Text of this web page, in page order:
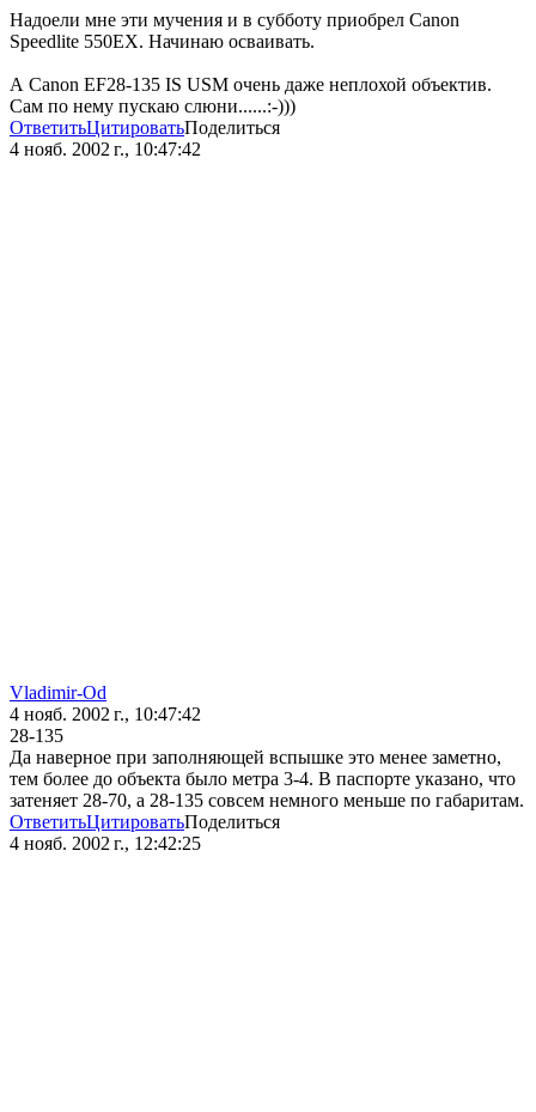
Надоели мне эти мучения и в субботу приобрел Canon
Speedlite 550EX. Начинаю осваивать.
А Canon EF28-135 IS USM очень даже неплохой объектив.
Сам по нему пускаю слюни......:-)))
ОтветитьЦитироватьПоделиться
4 нояб. 2002 г., 10:47:42
Vladimir-Od
4 нояб. 2002 г., 10:47:42
28-135
Да наверное при заполняющей вспышке это менее заметно,
тем более до объекта было метра 3-4. В паспорте указано, что
затеняет 28-70, а 28-135 совсем немного меньше по габаритам.
ОтветитьЦитироватьПоделиться
4 нояб. 2002 г., 12:42:25